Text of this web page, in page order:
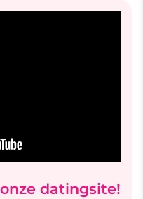
datingsite!